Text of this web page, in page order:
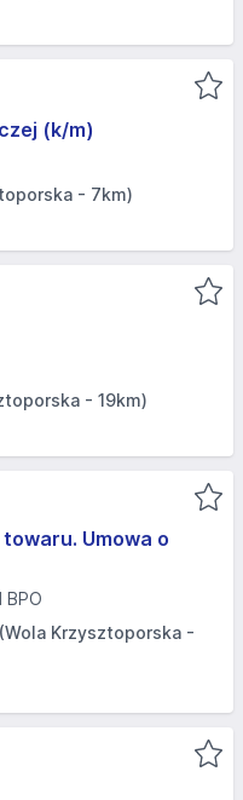
(k/m)
- 7km)
- 19km)
Umowa o
Krzysztoporska -